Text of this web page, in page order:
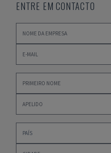
ENTRE EM CONTACTO